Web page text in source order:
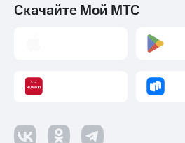
Скачайте Мой МТС